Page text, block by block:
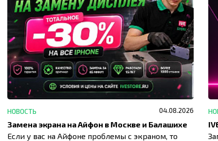
НОВОСТЬ 04.08.2026
Замена экрана на Айфон в Москве и Балашихе
Если у вас на Айфоне проблемы с экраном, то